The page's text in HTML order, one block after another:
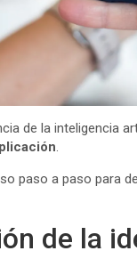
de la inteligencia
.
paso a paso para
de la